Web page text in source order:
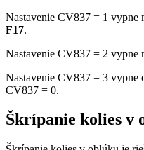
Nastavenie CV837 = 1 vypne
F17.
Nastavenie CV837 = 2 vypne
Nastavenie CV837 = 3 vypne
CV837 = 0.
Škrípanie kolies v